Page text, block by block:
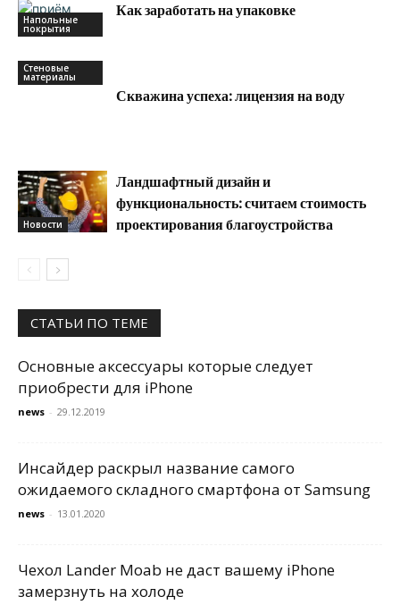
Напольные
покрытия
Как заработать на упаковке
Стеновые
материалы
Скважина успеха: лицензия на воду
Новости
Ландшафтный дизайн и
функциональность: считаем стоимость
проектирования благоустройства
СТАТЬИ ПО ТЕМЕ
Основные аксессуары которые следует
приобрести для iPhone
news - 29.12.2019
Инсайдер раскрыл название самого
ожидаемого складного смартфона от Samsung
news - 13.01.2020
Чехол Lander Moab не даст вашему iPhone
замерзнуть на холоде